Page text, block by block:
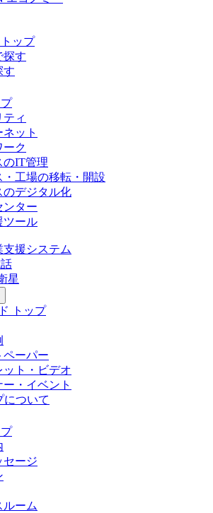
トップ
探す
す
ティ
ット
ーク
のIT管理
・工場の移転・開設
のデジタル化
ンター
ツール
支援システム
星
トップ
ペーパー
ット・ビデオ
ー・イベント
ついて
セージ
ルーム